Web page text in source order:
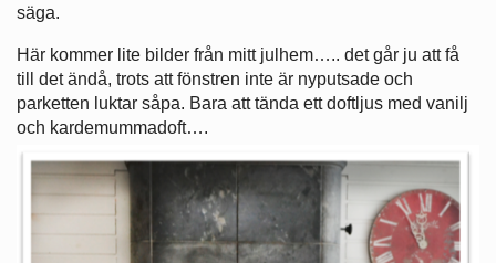
säga.
Här kommer lite bilder från mitt julhem….. det går ju att få
till det ändå, trots att fönstren inte är nyputsade och
parketten luktar såpa. Bara att tända ett doftljus med vanilj
och kardemummadoft….